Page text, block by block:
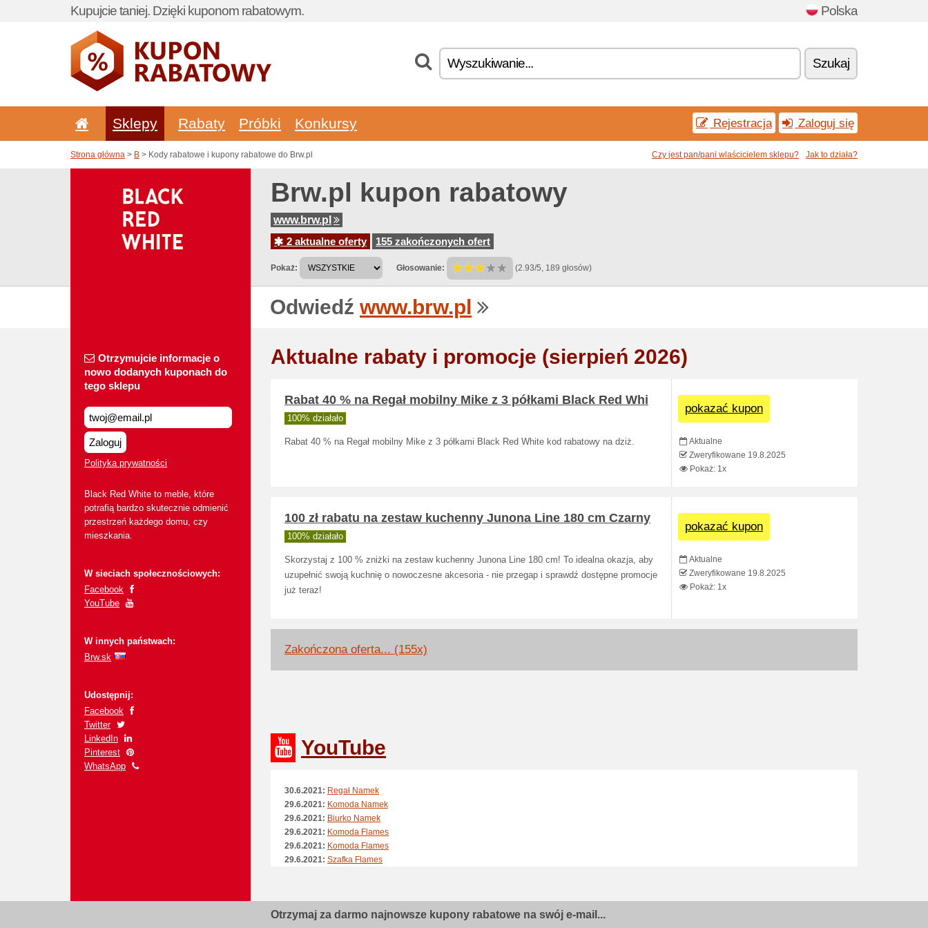
Kupujcie taniej. Dzięki kuponom rabatowym. Polska
Szukaj
Sklepy Rabaty Próbki Konkursy Rejestracja Zaloguj się
Strona główna > B > Kody rabatowe i kupony rabatowe do Brw.pl Czy jest pan/pani wlaścicielem sklepu? Jak to działa?
Brw.pl kupon rabatowy
www.brw.pl
2 aktualne oferty
155 zakończonych ofert
Pokaż: Głosowanie: (2.93/5, 189 głosów)
Odwiedź www.brw.pl
Otrzymujcie informacje o
nowo dodanych kuponach do
tego sklepu
Zaloguj
Polityka prywatności
Black Red White to meble, które
potrafią bardzo skutecznie odmienić
przestrzeń każdego domu, czy
mieszkania.
W sieciach społecznościowych:
Facebook
YouTube
W innych państwach:
Brw.sk
Udostępnij:
Facebook
Twitter
LinkedIn
Pinterest
WhatsApp
Aktualne rabaty i promocje (sierpień 2026)
Rabat 40 % na Regał mobilny Mike z 3 półkami Black Red Whi
100% działało
Rabat 40 % na Regał mobilny Mike z 3 półkami Black Red White kod rabatowy na dziż.
pokazać kupon
Aktualne
Zweryfikowane 19.8.2025
Pokaż: 1x
100 zł rabatu na zestaw kuchenny Junona Line 180 cm Czarny
100% działało
Skorzystaj z 100 % zniżki na zestaw kuchenny Junona Line 180 cm! To idealna okazja, aby
uzupełnić swoją kuchnię o nowoczesne akcesoria - nie przegap i sprawdź dostępne promocje
już teraz!
pokazać kupon
Aktualne
Zweryfikowane 19.8.2025
Pokaż: 1x
Zakończona oferta... (155x)
YouTube
30.6.2021: Regał Namek
29.6.2021: Komoda Namek
29.6.2021: Biurko Namek
29.6.2021: Komoda Flames
29.6.2021: Komoda Flames
29.6.2021: Szafka Flames
28.6.2021: Szafa Nepo Plus
28.6.2021: Szafa Nepo Plus
Otrzymaj za darmo najnowsze kupony rabatowe na swój e-mail...